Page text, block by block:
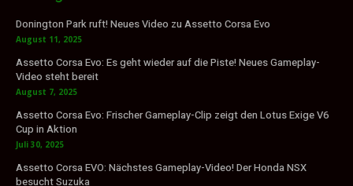
Donington Park ruft! Neues Video zu Assetto Corsa Evo
August 11, 2025
Assetto Corsa Evo: Es geht wieder auf die Piste! Neues Gameplay-
Video steht bereit
August 7, 2025
Assetto Corsa Evo: Frischer Gameplay-Clip zeigt den Lotus Exige V6
Cup in Aktion
Juli 30, 2025
Assetto Corsa EVO: Nächstes Gameplay-Video! Der Honda NSX
besucht Suzuka